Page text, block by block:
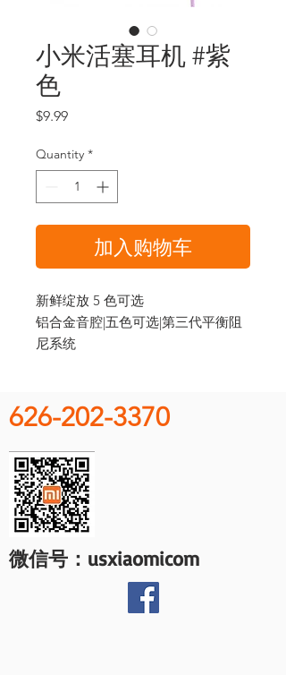
小米活塞耳机 #紫
色
$9.99Price
Quantity *
加入购物车
新鲜绽放 5 色可选
铝合金音腔|五色可选|第三代平衡阻
尼系统
626-202-3370
微信号：usxiaomicom